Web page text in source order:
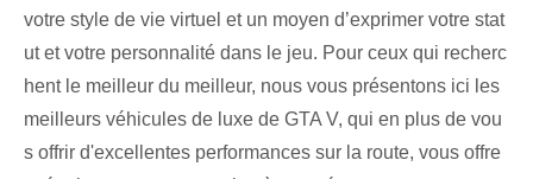
votre style de vie virtuel et un moyen d’exprimer votre stat
ut et votre personnalité dans le jeu. Pour ceux qui recherc
hent le meilleur du meilleur, nous vous présentons ici les
meilleurs véhicules de luxe de GTA V, qui en plus de vou
s offrir d'excellentes performances sur la route, vous offre